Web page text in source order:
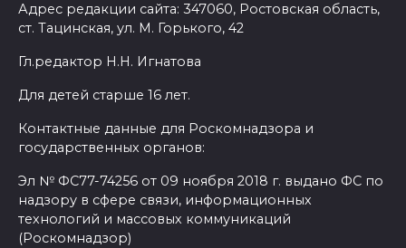
Адрес редакции сайта: 347060, Ростовская область,
ст. Тацинская, ул. М. Горького, 42
Гл.редактор Н.Н. Игнатова
Для детей старше 16 лет.
Контактные данные для Роскомнадзора и
государственных органов:
Эл № ФС77-74256 от 09 ноября 2018 г. выдано ФС по
надзору в сфере связи, информационных
технологий и массовых коммуникаций
(Роскомнадзор)